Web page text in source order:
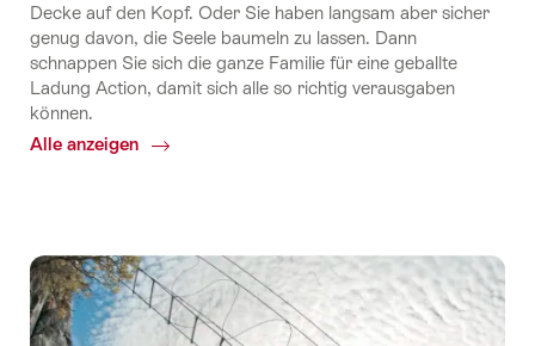
Decke auf den Kopf. Oder Sie haben langsam aber sicher
genug davon, die Seele baumeln zu lassen. Dann
schnappen Sie sich die ganze Familie für eine geballte
Ladung Action, damit sich alle so richtig verausgaben
können.
Alle anzeigen
Common.Of